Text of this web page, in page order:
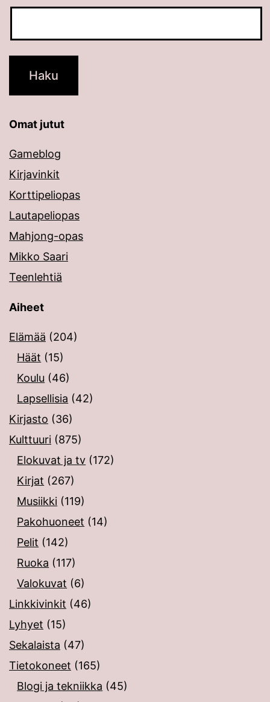
Omat jutut
Gameblog
Kirjavinkit
Korttipeliopas
Lautapeliopas
Mahjong-opas
Mikko Saari
Teenlehtiä
Aiheet
Elämää (204)
Häät (15)
Koulu (46)
Lapsellisia (42)
Kirjasto (36)
Kulttuuri (875)
Elokuvat ja tv (172)
Kirjat (267)
Musiikki (119)
Pakohuoneet (14)
Pelit (142)
Ruoka (117)
Valokuvat (6)
Linkkivinkit (46)
Lyhyet (15)
Sekalaista (47)
Tietokoneet (165)
Blogi ja tekniikka (45)